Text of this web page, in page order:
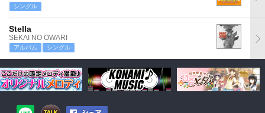
シングル
Stella
SEKAI NO OWARI
アルバム シングル